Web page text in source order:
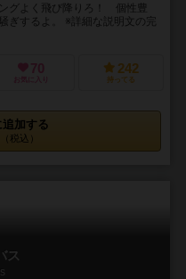
グよく飛び降りろ！ 個性豊
ぎするよ。 ※詳細な説明文の完
70
お気に入り
242
持ってる
追加する
税込）
ス